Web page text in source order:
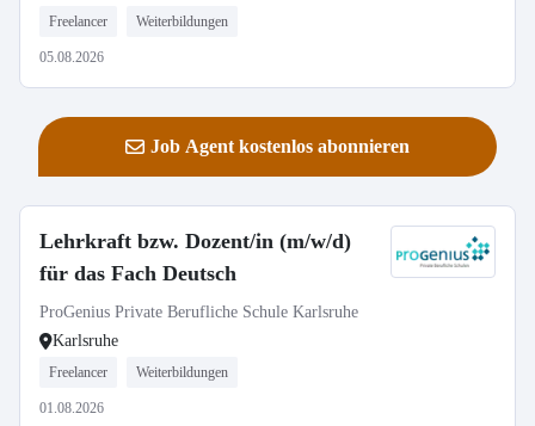
Freelancer Weiterbildungen
05.08.2026
Job Agent kostenlos abonnieren
Lehrkraft bzw. Dozent/in (m/w/d)
für das Fach Deutsch
ProGenius Private Berufliche Schule Karlsruhe
Karlsruhe
Freelancer Weiterbildungen
01.08.2026